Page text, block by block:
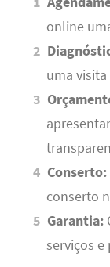
online
uma
Conserto:
conserto
Garantia:
serviços e